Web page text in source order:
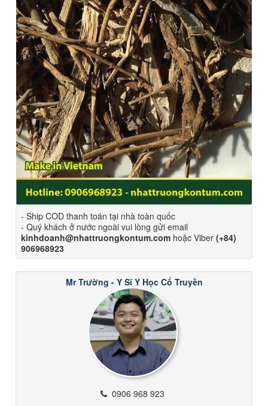
- Ship COD thanh toán tại nhà toàn quốc
- Quý khách ở nước ngoài vui lòng gửi email
kinhdoanh@nhattruongkontum.com hoặc Viber (+84)
906968923
Mr Trường - Y Sĩ Y Học Cổ Truyền
0906 968 923